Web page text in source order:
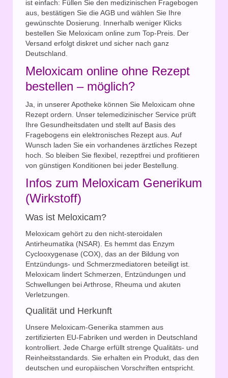
ist einfach: Füllen Sie den medizinischen Fragebogen
aus, bestätigen Sie die AGB und wählen Sie Ihre
gewünschte Dosierung. Innerhalb weniger Klicks
bestellen Sie Meloxicam online zum Top-Preis. Der
Versand erfolgt diskret und sicher nach ganz
Deutschland.
Meloxicam online ohne Rezept
bestellen – möglich?
Ja, in unserer Apotheke können Sie Meloxicam ohne
Rezept ordern. Unser telemedizinischer Service prüft
Ihre Gesundheitsdaten und stellt auf Basis des
Fragebogens ein elektronisches Rezept aus. Auf
Wunsch laden Sie ein vorhandenes ärztliches Rezept
hoch. So bleiben Sie flexibel, rezeptfrei und profitieren
von günstigen Konditionen bei jeder Bestellung.
Infos zum Meloxicam Generikum
(Wirkstoff)
Was ist Meloxicam?
Meloxicam gehört zu den nicht-steroidalen
Antirheumatika (NSAR). Es hemmt das Enzym
Cyclooxygenase (COX), das an der Bildung von
Entzündungs- und Schmerzmediatoren beteiligt ist.
Meloxicam lindert Schmerzen, Entzündungen und
Schwellungen bei Arthrose, Rheuma und akuten
Verletzungen.
Qualität und Herkunft
Unsere Meloxicam-Generika stammen aus
zertifizierten EU-Fabriken und werden in Deutschland
kontrolliert. Jede Charge erfüllt strenge Qualitäts- und
Reinheitsstandards. Sie erhalten ein Produkt, das den
deutschen und europäischen Vorschriften entspricht.